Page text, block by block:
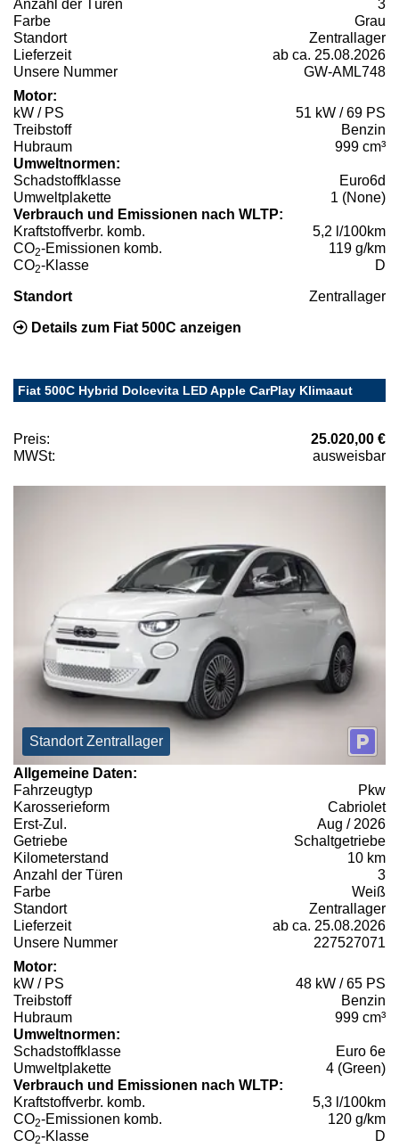
Anzahl der Türen
3
Farbe
Grau
Standort
Zentrallager
Lieferzeit
ab ca. 25.08.2026
Unsere Nummer
GW-AML748
Motor:
kW / PS
51 kW / 69 PS
Treibstoff
Benzin
Hubraum
999 cm³
Umweltnormen:
Schadstoffklasse
Euro6d
Umweltplakette
1 (None)
Verbrauch und Emissionen nach WLTP:
Kraftstoffverbr. komb.
5,2 l/100km
CO2-Emissionen komb.
119 g/km
CO2-Klasse D
Standort Zentrallager
Details zum Fiat 500C anzeigen
Fiat 500C Hybrid Dolcevita LED Apple CarPlay Klimaaut
Preis:
25.020,00 €
MWSt:
ausweisbar
Standort Zentrallager
Allgemeine Daten:
Fahrzeugtyp
Pkw
Karosserieform
Cabriolet
Erst-Zul.
Aug / 2026
Getriebe
Schaltgetriebe
Kilometerstand
10 km
Anzahl der Türen
3
Farbe
Weiß
Standort
Zentrallager
Lieferzeit
ab ca. 25.08.2026
Unsere Nummer
227527071
Motor:
kW / PS
48 kW / 65 PS
Treibstoff
Benzin
Hubraum
999 cm³
Umweltnormen:
Schadstoffklasse
Euro 6e
Umweltplakette
4 (Green)
Verbrauch und Emissionen nach WLTP:
Kraftstoffverbr. komb.
5,3 l/100km
CO2-Emissionen komb.
120 g/km
CO2-Klasse D